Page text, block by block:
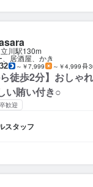
立川駅130m
居酒屋、かき
～￥7,999 ～￥4,999
ら徒歩2分】おしゃ
い賄い付き○
歓迎
スタッフ